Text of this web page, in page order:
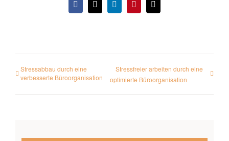
Facebook
X LinkedInPinterest
E-
Mail
Stressabbau durch eine
verbesserte Büroorganisation
Stressfreier arbeiten durch eine
optimierte Büroorganisation